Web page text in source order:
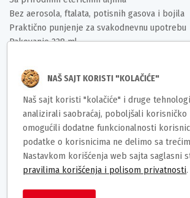
Bez aerosola, ftalata, potisnih gasova i bojila
Praktično punjenje za svakodnevnu upotrebu
Pakovanje 228 ml
NAČIN UPOTREBE
Postaviti punjenje u kompatibilni Air Wick
prostora prema uputstvu proizvođača.
mirisa.
POZIV NA AKCIJU
Poručite Air Wick Active Fresh punjenje
NAŠ SAJT KORISTI "KOLAČIĆE"
Naš sajt koristi "kolačiće" i druge
analizirali saobraćaj, poboljšali korisničko
omogućili dodatne funkcionalnosti
podatke o korisnicima ne delimo sa
Nastavkom korišćenja web sajta saglasni
pravilima korišćenja i polisom privatnosti.